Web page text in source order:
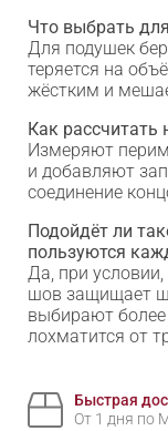
Что выбрать
Для подушек
теряется на
жёстким и
Как рассчитать
Измеряют
и добавляют
соединение
Подойдёт ли
пользуются
Да, при
шов защищает
выбирают
лохматится от
Быстрая
От 1 дня по